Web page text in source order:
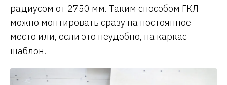
радиусом от 2750 мм. Таким способом ГКЛ
можно монтировать сразу на постоянное
место или, если это неудобно, на каркас-
шаблон.